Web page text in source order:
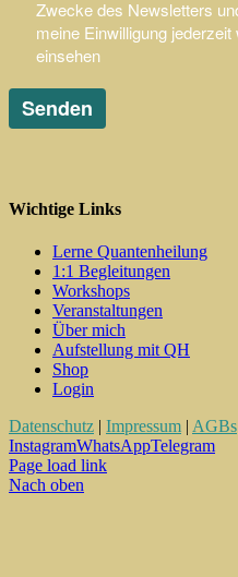
Wichtige Links
Lerne Quantenheilung
1:1 Begleitungen
Workshops
Veranstaltungen
Über mich
Aufstellung mit QH
Shop
Login
Datenschutz | Impressum | AGBs
InstagramWhatsAppTelegram
Page load link
Nach oben